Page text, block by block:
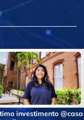
investimento @casa